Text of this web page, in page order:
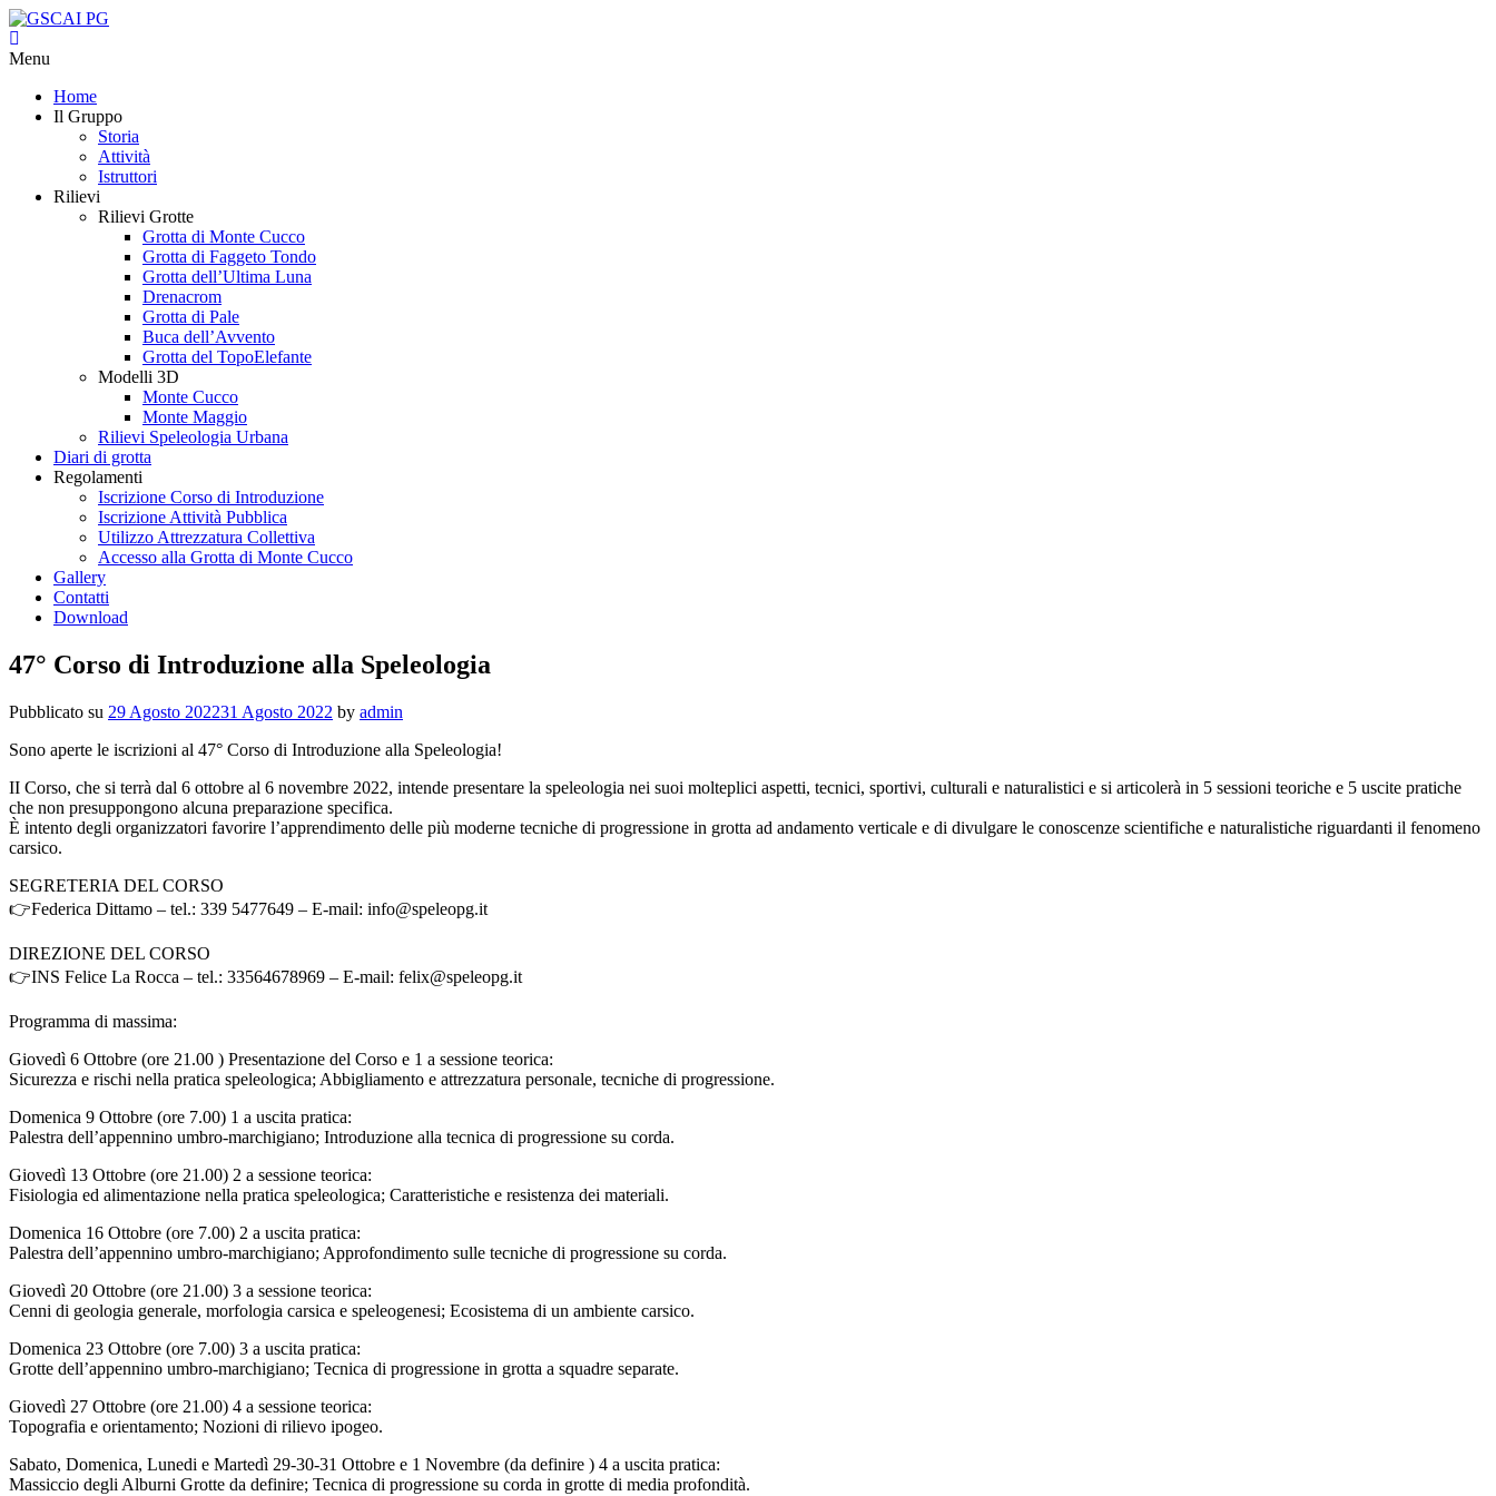
Menu
Home
Il Gruppo
Storia
Attività
Istruttori
Rilievi
Rilievi Grotte
Grotta di Monte Cucco
Grotta di Faggeto Tondo
Grotta dell’Ultima Luna
Drenacrom
Grotta di Pale
Buca dell’Avvento
Grotta del TopoElefante
Modelli 3D
Monte Cucco
Monte Maggio
Rilievi Speleologia Urbana
Diari di grotta
Regolamenti
Iscrizione Corso di Introduzione
Iscrizione Attività Pubblica
Utilizzo Attrezzatura Collettiva
Accesso alla Grotta di Monte Cucco
Gallery
Contatti
Download
47° Corso di Introduzione alla Speleologia
Pubblicato su 29 Agosto 202231 Agosto 2022 by admin
Sono aperte le iscrizioni al 47° Corso di Introduzione alla Speleologia!
II Corso, che si terrà dal 6 ottobre al 6 novembre 2022, intende presentare la speleologia nei suoi molteplici aspetti, tecnici, sportivi, culturali e naturalistici e si articolerà in 5 sessioni teoriche e 5 uscite pratiche
che non presuppongono alcuna preparazione specifica.
È intento degli organizzatori favorire l’apprendimento delle più moderne tecniche di progressione in grotta ad andamento verticale e di divulgare le conoscenze scientifiche e naturalistiche riguardanti il fenomeno
carsico.
SEGRETERIA DEL CORSO
👉Federica Dittamo – tel.: 339 5477649 – E-mail: info@speleopg.it
DIREZIONE DEL CORSO
👉INS Felice La Rocca – tel.: 33564678969 – E-mail: felix@speleopg.it
Programma di massima:
Giovedì 6 Ottobre (ore 21.00 ) Presentazione del Corso e 1 a sessione teorica:
Sicurezza e rischi nella pratica speleologica; Abbigliamento e attrezzatura personale, tecniche di progressione.
Domenica 9 Ottobre (ore 7.00) 1 a uscita pratica:
Palestra dell’appennino umbro-marchigiano; Introduzione alla tecnica di progressione su corda.
Giovedì 13 Ottobre (ore 21.00) 2 a sessione teorica:
Fisiologia ed alimentazione nella pratica speleologica; Caratteristiche e resistenza dei materiali.
Domenica 16 Ottobre (ore 7.00) 2 a uscita pratica:
Palestra dell’appennino umbro-marchigiano; Approfondimento sulle tecniche di progressione su corda.
Giovedì 20 Ottobre (ore 21.00) 3 a sessione teorica:
Cenni di geologia generale, morfologia carsica e speleogenesi; Ecosistema di un ambiente carsico.
Domenica 23 Ottobre (ore 7.00) 3 a uscita pratica:
Grotte dell’appennino umbro-marchigiano; Tecnica di progressione in grotta a squadre separate.
Giovedì 27 Ottobre (ore 21.00) 4 a sessione teorica:
Topografia e orientamento; Nozioni di rilievo ipogeo.
Sabato, Domenica, Lunedi e Martedì 29-30-31 Ottobre e 1 Novembre (da definire ) 4 a uscita pratica:
Massiccio degli Alburni Grotte da definire; Tecnica di progressione su corda in grotte di media profondità.